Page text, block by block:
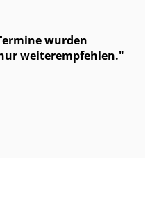
wurden
weiterempfehlen.